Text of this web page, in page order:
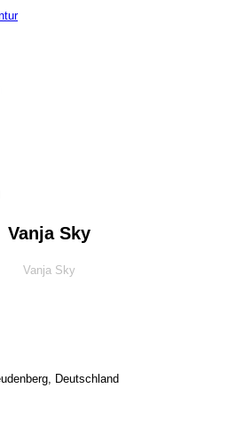
Vanja Sky
Vanja Sky
Deutschland